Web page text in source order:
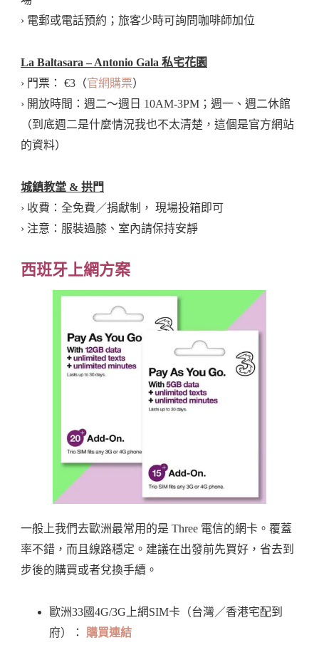
› 電郵或電話預約；旅客少時可詢問咖啡師加位
La Baltasara – Antonio Gala 私宅花園
› 門票： €3（官網購票）
› 開放時間：週二～週日 10AM-3PM；週一、週二休館
（到底週二是什麼情況我也不太清楚，這個是官方網站
的資料）
城鎮教堂 & 拱門
› 收費：全免費／捐獻制， 現場投箱即可
› 注意：服裝過膝、室內請保持安靜
西班牙上網方案
一般上我們去歐洲最常用的是 Three 電信的網卡。覆蓋
率不錯，而且線路穩定。建議在出發前先買好，省去到
步後的購買或者兌換手續。
歐洲33國4G/3G上網SIM卡（台灣／香港宅配到
府）： 購買連結